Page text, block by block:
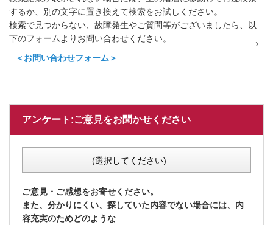
するか、別の文字に置き換えて検索をお試しください。
検索で見つからない、故障発生やご質問等がございましたら、以
下のフォームよりお問い合わせください。
＜お問い合わせフォーム＞
アンケート:ご意見をお聞かせください
(選択してください)
ご意見・ご感想をお寄せください。
また、分かりにくい、探していた内容でない場合には、内
容充実のためどのような